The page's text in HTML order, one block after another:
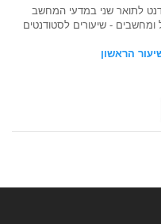
לתואר שני במדעי המחשב
- שיעורים לסטודנטים